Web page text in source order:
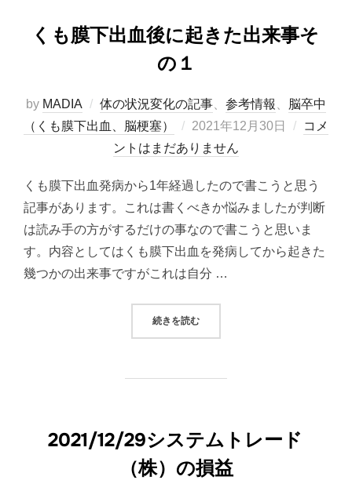
くも膜下出血後に起きた出来事そ
の１
by MADIA 体の状況変化の記事 参考情報
脳卒中
（くも膜下出血、脳梗塞）
投
稿
2021年12月30日
コメ
ントはまだありません
くも膜下出血発病から1年経過したので書こうと思う
記事があります。これは書くべきか悩みましたが判断
は読み手の方がするだけの事なので書こうと思いま
す。内容としてはくも膜下出血を発病してから起きた
幾つかの出来事ですがこれは自分 …
続きを読む“くも膜下出血後に起きた出来事そ
2021/12/29システムトレード
（株）の損益